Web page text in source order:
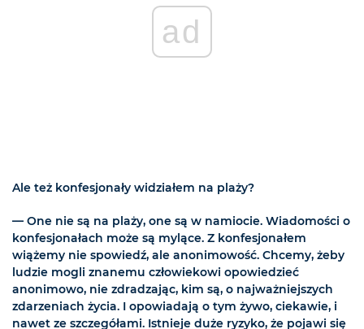
ad
Ale też konfesjonały widziałem na plaży?
— One nie są na plaży, one są w namiocie. Wiadomości o
konfesjonałach może są mylące. Z konfesjonałem
wiążemy nie spowiedź, ale anonimowość. Chcemy, żeby
ludzie mogli znanemu człowiekowi opowiedzieć
anonimowo, nie zdradzając, kim są, o najważniejszych
zdarzeniach życia. I opowiadają o tym żywo, ciekawie, i
nawet ze szczegółami. Istnieje duże ryzyko, że pojawi się